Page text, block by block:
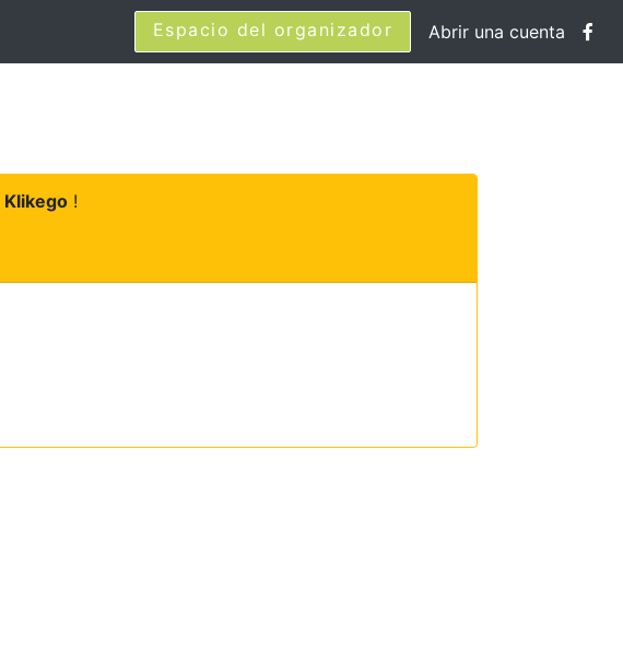
Espacio del organizador Abrir una cuenta
Klikego!